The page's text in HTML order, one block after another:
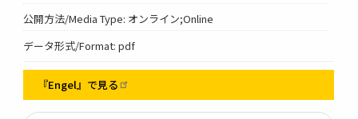
公開方法/Media Type: オンライン;Online
データ形式/Format: pdf
『Engel』で見る